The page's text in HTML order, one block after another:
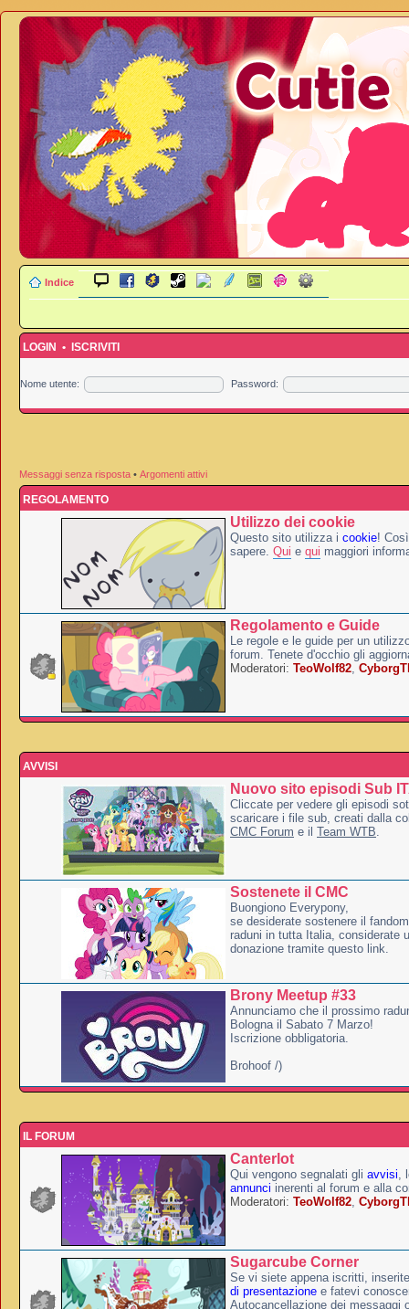
Indice
LOGIN • ISCRIVITI
Nome utente: Password:
Messaggi senza risposta • Argomenti attivi
REGOLAMENTO
Utilizzo dei cookie
Questo sito utilizza i cookie!
sapere. Qui e qui maggiori
Regolamento e Guide
Le regole e le guide per un
forum. Tenete d'occhio gli
Moderatori: TeoWolf82,
AVVISI
Nuovo sito episodi Sub
Cliccate per vedere gli episodi
scaricare i file sub, creati dalla
CMC Forum e il Team WTB.
Sostenete il CMC
Buongiono Everypony,
se desiderate sostenere il
raduni in tutta Italia, considerate
donazione tramite questo link.
Brony Meetup #33
Annunciamo che il prossimo
Bologna il Sabato 7 Marzo!
Iscrizione obbligatoria.
Brohoof /)
IL FORUM
Canterlot
Qui vengono segnalati gli avvisi,
annunci inerenti al forum e alla
Moderatori: TeoWolf82,
Sugarcube Corner
Se vi siete appena iscritti,
di presentazione e fatevi
Autocancellazione dei messaggi